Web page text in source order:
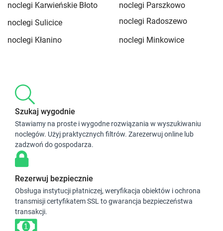
noclegi Karwieńskie Błoto
noclegi Parszkowo
noclegi Sulicice
noclegi Radoszewo
noclegi Kłanino
noclegi Minkowice
Szukaj wygodnie
Stawiamy na proste i wygodne rozwiązania w wyszukiwaniu
noclegów. Użyj praktycznych filtrów. Zarezerwuj online lub
zadzwoń do gospodarza.
Rezerwuj bezpiecznie
Obsługa instytucji płatniczej, weryfikacja obiektów i ochrona
transmisji certyfikatem SSL to gwarancja bezpieczeństwa
transakcji.